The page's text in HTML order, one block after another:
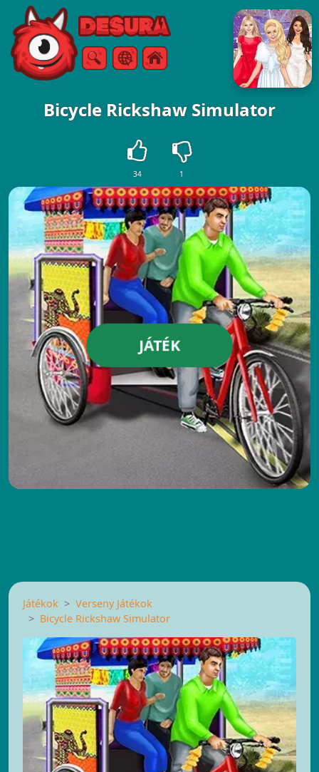
Free Online Games
KeresésMenü
Bicycle Rickshaw Simulator
34 1
JÁTÉK
Játékok
Verseny Játékok
Bicycle Rickshaw Simulator